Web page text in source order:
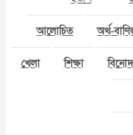
আলোচিত অর্থ-
খেলা শিক্ষা